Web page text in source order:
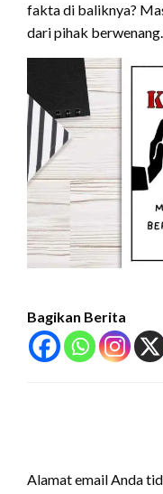
fakta di baliknya?
dari pihak
Bagikan Berita
Alamat email Anda